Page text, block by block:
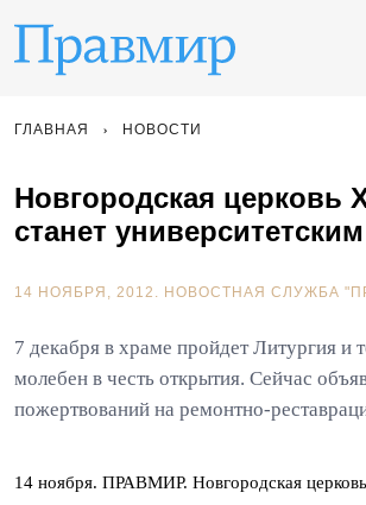
ГЛАВНАЯ НОВОСТИ
Новгородская церковь
станет
14 НОЯБРЯ, 2012. НОВОСТНАЯ СЛУЖБА
7 декабря в храме пройдет Литургия и
молебен в честь открытия. Сейчас
пожертвований на ремонтно-
14 ноября. ПРАВМИР. Новгородская